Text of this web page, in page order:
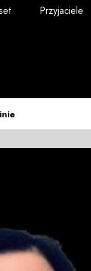
Przyjaciele